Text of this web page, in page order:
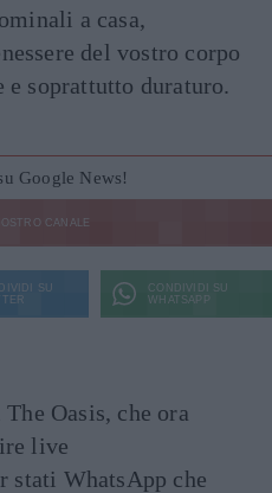
a casa,
del vostro corpo
soprattutto duraturo.
Google News!
CANALE
SU
CONDIVIDI SU
WHATSAPP
Oasis, che ora
live
stati WhatsApp che